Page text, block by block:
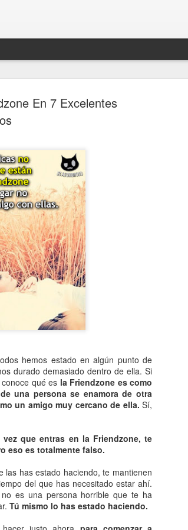
En 7 Excelentes
hemos estado en algún punto de
durado demasiado dentro de ella. Si
qué es la Friendzone es como
una persona se enamora de otra
un amigo muy cercano de ella. Sí,
vez que entras en la Friendzone, te
eso es totalmente falso.
las has estado haciendo, te mantienen
del que has necesitado estar ahí.
es una persona horrible que te ha
Tú mismo lo has estado haciendo.
inmensa estructura. A su
Estrellas y demás cuerpos